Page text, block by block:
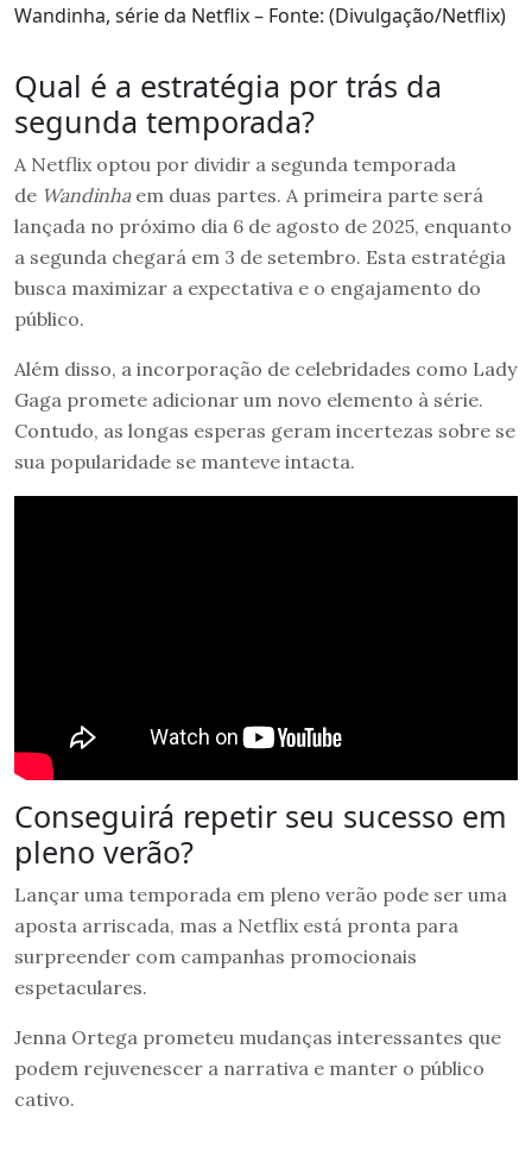
Wandinha, série da Netflix – Fonte: (Divulgação/Netflix)
Qual é a estratégia por trás da
segunda temporada?
A Netflix optou por dividir a segunda temporada
de Wandinhaem duas partes. A primeira parte será
lançada no próximo dia 6 de agosto de 2025, enquanto
a segunda chegará em 3 de setembro. Esta estratégia
busca maximizar a expectativa e o engajamento do
público.
Além disso, a incorporação de celebridades como Lady
Gaga promete adicionar um novo elemento à série.
Contudo, as longas esperas geram incertezas sobre se
sua popularidade se manteve intacta.
Conseguirá repetir seu sucesso em
pleno verão?
Lançar uma temporada em pleno verão pode ser uma
aposta arriscada, mas a Netflix está pronta para
surpreender com campanhas promocionais
espetaculares.
Jenna Ortega prometeu mudanças interessantes que
podem rejuvenescer a narrativa e manter o público
cativo.